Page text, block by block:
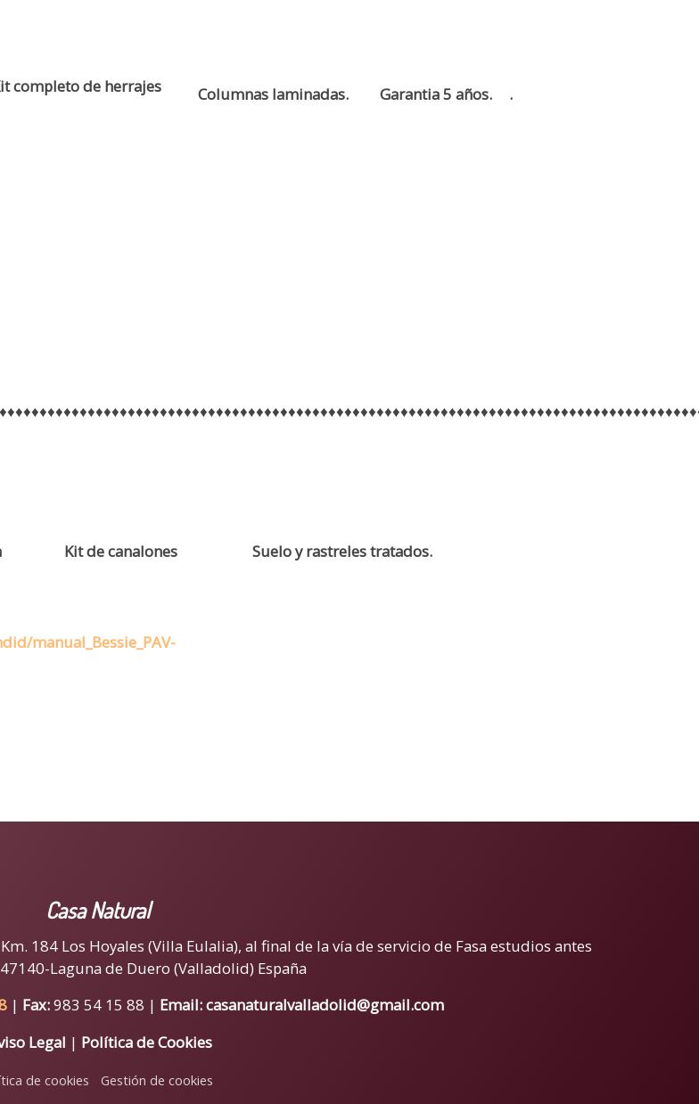
completo de herrajes Columnas laminadas. Garantia 5 años. .
Kit de canalones Suelo y rastreles tratados.
manual_Bessie_PAV-
Casa Natural
184 Los Hoyales (Villa Eulalia), al final de la vía de servicio de Fasa estudios antes
Laguna de Duero (Valladolid) España
| Fax:983 54 15 88 | Email:casanaturalvalladolid@gmail.com
Legal | Política de Cookies
de cookies Gestión de cookies